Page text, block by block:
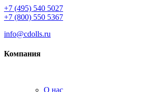
+7 (495) 540 5027
+7 (800) 550 5367
info@cdolls.ru
Компания
О нас